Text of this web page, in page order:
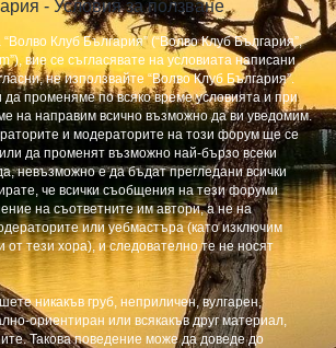
- Условия за ползване
Клуб България” (“Волво Клуб България”,
вие се съгласявате на условиата написани
не използвайте “Волво Клуб България”.
да променяме по всяко време условията и при
на направим всично възможно да ви уведомим.
и модераторите на този форум ще се
да променят възможно най-бързо всеки
невъзможно е да бъдат прегледани всички
че всички съобщения на тези форуми
на съответните им автори, а не на
или уебмастъра (като изключим
тези хора), и следователно те не носят
никакъв груб, неприличен, вулгарен,
ориентиран или всякакъв друг материал,
Такова поведение може да доведе до